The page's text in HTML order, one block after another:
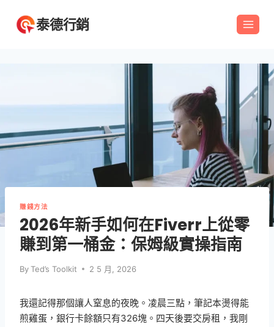
content
泰德行銷
賺錢方法
2026年新手如何在Fiverr上從零
賺到第一桶金：保姆級實操指南
ByTed’s Toolkit 2 5 月, 2026
我還記得那個讓人窒息的夜晚。凌晨三點，筆記本燙得能
煎雞蛋，銀行卡餘額只有326塊。四天後要交房租，我剛